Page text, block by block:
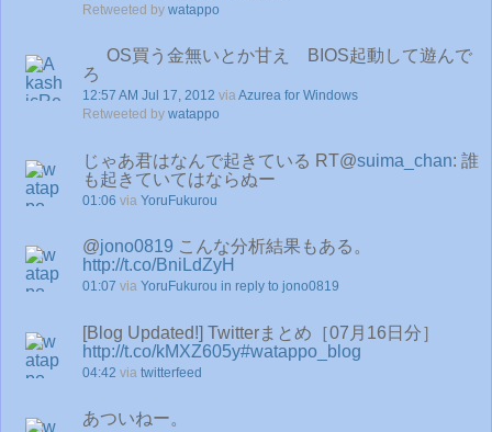
Retweeted by watappo
OS買う金無いとか甘え BIOS起動して遊んで
ろ
12:57 AM Jul 17, 2012 viaAzurea for Windows
Retweeted by watappo
じゃあ君はなんで起きている RT@suima_chan: 誰
も起きていてはならぬー
01:06 via YoruFukurou
@jono0819 こんな分析結果もある。
http://t.co/BniLdZyH
01:07 via YoruFukurou in reply to jono0819
[Blog Updated!] Twitterまとめ［07月16日分］
http://t.co/kMXZ605y#watappo_blog
04:42 via twitterfeed
あついねー。